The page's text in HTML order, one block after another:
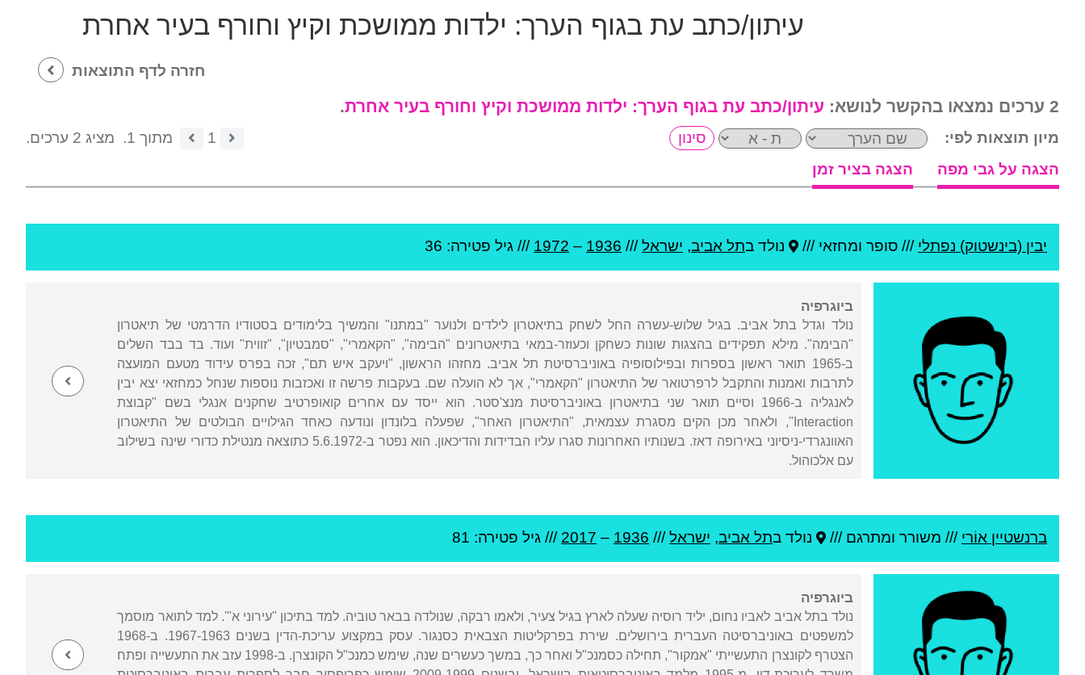
עיתון/כתב עת בגוף הערך: ילדות ממושכת וקיץ וחורף בעיר אחרת
חזרה לדף התוצאות
2 ערכים נמצאו בהקשר לנושא: עיתון/כתב עת בגוף הערך: ילדות ממושכת וקיץ וחורף בעיר אחרת.
מיון תוצאות לפי: 1 מתוך 1.
מציג 2 ערכים.
הצגה על גבי מפה
הצגה בציר זמן
יבין (בינשטוק) נפתלי /// סופר ומחזאי /// נולד בתל אביב, ישראל///
1936
–
1972 /// גיל פטירה: 36
ביוגרפיה
נולד וגדל בתל אביב. בגיל שלוש-עשרה החל לשחק בתיאטרון לילדים ולנוער "במתנו" והמשיך בלימודים בסטודיו הדרמטי של תיאטרון
"הבימה". מילא תפקידים בהצגות שונות כשחקן וכעוזר-במאי בתיאטרונים "הבימה", "הקאמרי", "סמבטיון", "זווית" ועוד. בד בבד השלים
ב-1965 תואר ראשון בספרות ובפילוסופיה באוניברסיטת תל אביב. מחזהו הראשון, "ויעקב איש תם", זכה בפרס עידוד מטעם המועצה
לתרבות ואמנות והתקבל לרפרטואר של התיאטרון "הקאמרי", אך לא הועלה שם. בעקבות פרשה זו ואכזבות נוספות שנחל כמחזאי יצא יבין
לאנגליה ב-1966 וסיים תואר שני בתיאטרון באוניברסיטת מנצ'סטר. הוא ייסד עם אחרים קואופרטיב שחקנים אנגלי בשם "קבוצת
Interaction", ולאחר מכן הקים מסגרת עצמאית, "התיאטרון האחר", שפעלה בלונדון ונודעה כאחד הגילויים הבולטים של התיאטרון
האוונגרדי-ניסיוני באירופה דאז. בשנותיו האחרונות סגרו עליו הבדידות והדיכאון. הוא נפטר ב-5.6.1972 כתוצאה מנטילת כדורי שינה בשילוב
עם אלכוהול.
ברנשטיין אוֹרי /// משורר ומתרגם /// נולד בתל אביב, ישראל///
1936
–
2017 /// גיל פטירה: 81
ביוגרפיה
נולד בתל אביב לאביו נחום, יליד רוסיה שעלה לארץ בגיל צעיר, ולאמו רבקה, שנולדה בבאר טוביה. למד בתיכון "עירוני א"'. למד לתואר מוסמך
למשפטים באוניברסיטה העברית בירושלים. שירת בפרקליטות הצבאית כסנגור. עסק במקצוע עריכת-הדין בשנים 1967-1963. ב-1968
הצטרף לקונצרן התעשייתי "אמקור", תחילה כסמנכ"ל ואחר כך, במשך כעשרים שנה, שימש כמנכ"ל הקונצרן. ב-1998 עזב את התעשייה ופתח